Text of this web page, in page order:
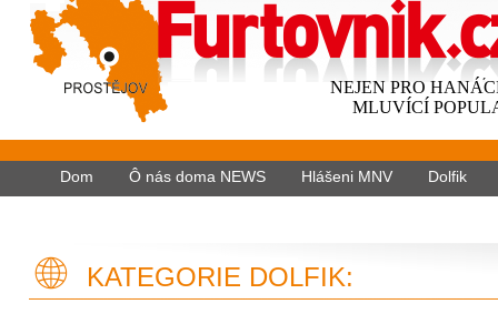
NEJEN PRO
MLUVÍCÍ
Dom Ô nás doma NEWS Hlášeni MNV Dolfik
KATEGORIE DOLFIK: